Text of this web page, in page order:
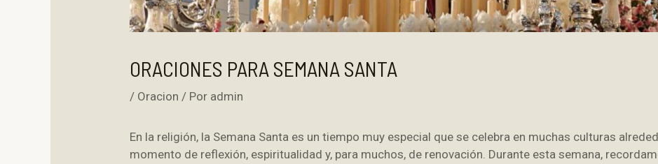
ORACIONES PARA SEMANA SANTA
/ Oracion / Por admin
En la religión, la Semana Santa es un tiempo muy especial que se celebra en muchas culturas
momento de reflexión, espiritualidad y, para muchos, de renovación. Durante esta semana,